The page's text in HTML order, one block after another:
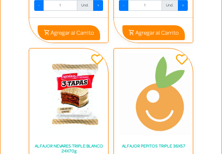
- Und. +
Agregar al Carrito
- Und. +
Agregar al Carrito
ALFAJOR NEVARES TRIPLE BLANCO
24X70g
ALFAJOR PEPITOS TRIPLE 36X57